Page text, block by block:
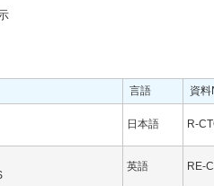
言語 資料
日本語 R-
英語 RE-